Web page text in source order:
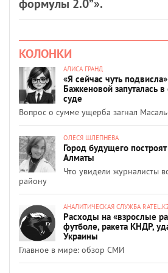
формулы 2.0”».
КОЛОНКИ
АЛИСА ГРАНД
«Я сейчас чуть
Бажкеновой запуталась
суде
Вопрос о сумме ущерба загнал
ОЛЕСЯ ШЛЕПНЕВА
Город будущего
Алматы
Что увидели журналисты
району
АНАЛИТИЧЕСКАЯ СЛУЖБА
Расходы на «взрослые
футболе, ракета КНДР,
Украины
Главное в мире: обзор СМИ